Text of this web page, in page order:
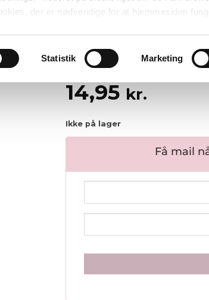
der er nødvendige for at hjemmesiden
Statistik Marketing
Lyserød
Creative Party
14,95 kr.
Ikke på lager
Få mail